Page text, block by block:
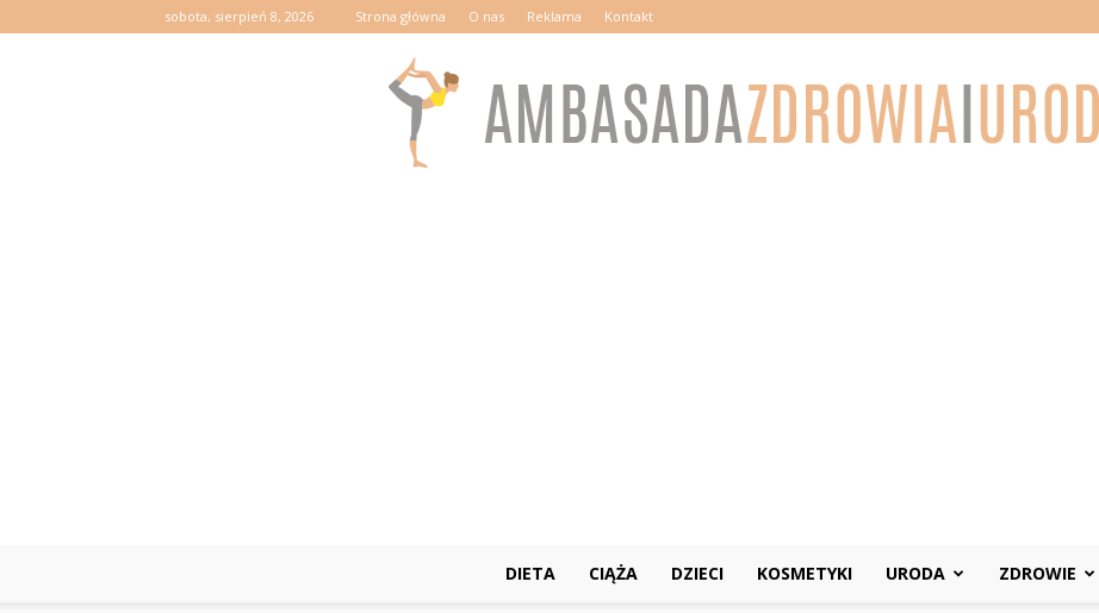
sobota, sierpień 8, 2026 Strona główna O nas Reklama Kontakt
DIETA CIĄŻA DZIECI KOSMETYKI URODA ZDROWIE